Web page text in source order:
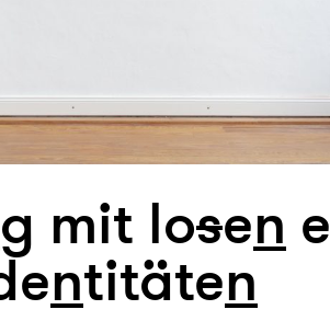
g mit losen e
ntitäten